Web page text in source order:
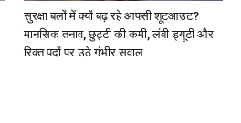
सुरक्षा बलों में क्यों बढ़ रहे आपसी शूटआउट?
मानसिक तनाव, छुट्टी की कमी, लंबी ड्यूटी और
रिक्त पदों पर उठे गंभीर सवाल